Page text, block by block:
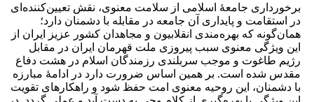
برخورداری جامعۀ اسلامی از سلامت معنوی، نقش تعیین‌کننده‌ای
در استقامت و پایداری آن جامعه در مقابله با دشمنان دارد؛
همان‌گونه که بهره‌مندی انقلابیون و مجاهدان کشور عزیز ایران از
این ویژگی معنوی سبب پیروزی ملت قهرمان ایران در مقابل
رژیم طاغوت و موجب سربلندی رزمندگان اسلام در هشت دفاع
مقدس شده است. بر همین اساس ضرورت دارد در ادامۀ مبارزه
با دشمنان، این روحیه معنوی امت حفظ شود و راهکارهای تقویت